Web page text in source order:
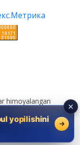
himoyalangan
yopilishini